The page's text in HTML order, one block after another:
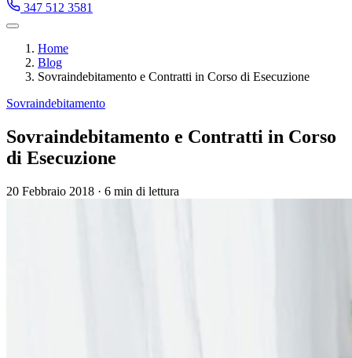
347 512 3581
Home
Blog
Sovraindebitamento e Contratti in Corso di Esecuzione
Sovraindebitamento
Sovraindebitamento e Contratti in Corso
di Esecuzione
20 Febbraio 2018 · 6 min di lettura